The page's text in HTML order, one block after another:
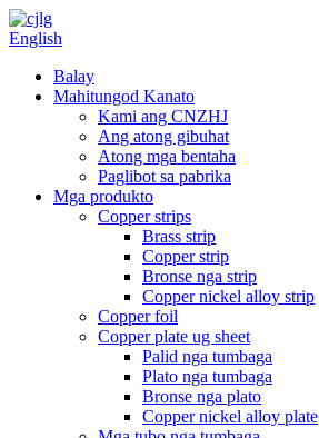
English
Balay
Mahitungod Kanato
Kami ang CNZHJ
Ang atong gibuhat
Atong mga bentaha
Paglibot sa pabrika
Mga produkto
Copper strips
Brass strip
Copper strip
Bronse nga strip
Copper nickel alloy strip
Copper foil
Copper plate ug sheet
Palid nga tumbaga
Plato nga tumbaga
Bronse nga plato
Copper nickel alloy plate